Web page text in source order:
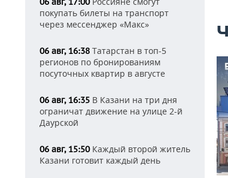
покупать билеты на транспорт
через мессенджер «Макс»
06 авг, 16:38 Татарстан в топ-5
регионов по бронированиям
посуточных квартир в августе
06 авг, 16:35 В Казани на три дня
ограничат движение на улице 2-й
Даурской
06 авг, 15:50Каждый второй житель
Казани готовит каждый день